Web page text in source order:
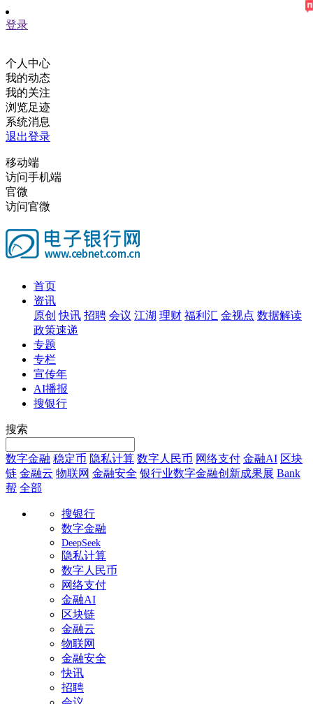
登录
个人中心
我的动态
我的关注
浏览足迹
系统消息
退出登录
移动端
访问手机端
官微
访问官微
首页
资讯
原创 快讯 招聘 会议 江湖 理财 福利汇 金视点 数据解读
政策速递
专题
专栏
宣传年
AI播报
搜银行
搜索
数字金融 稳定币 隐私计算 数字人民币 网络支付 金融AI 区块
链 金融云 物联网 金融安全 银行业数字金融创新成果展 Bank
帮 全部
搜银行
数字金融
DeepSeek
隐私计算
数字人民币
网络支付
金融AI
区块链
金融云
物联网
金融安全
快讯
招聘